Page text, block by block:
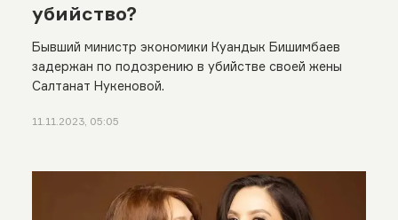
убийство?
Бывший министр экономики Куандык Бишимбаев
задержан по подозрению в убийстве своей жены
Салтанат Нукеновой.
11.11.2023, 05:05